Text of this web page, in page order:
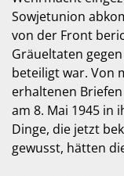
Sowjetunion
von der Front
Gräueltaten
beteiligt war. Von
erhaltenen
am 8. Mai 1945 in
Dinge, die jetzt
gewusst, hätten